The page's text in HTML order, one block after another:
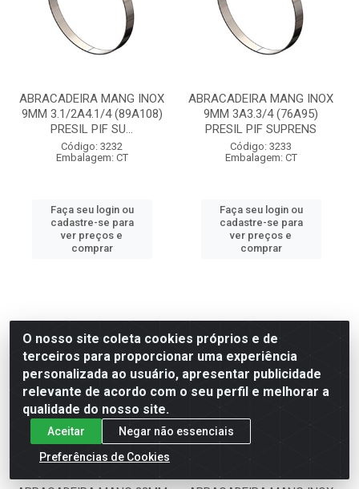
ABRACADEIRA MANG INOX
9MM 3.1/2A4.1/4 (89A108)
PRESIL PIF SU...
Código: 3232
Embalagem: CT
Faça seu login ou
cadastre-se para
ver preços e
comprar
ABRACADEIRA MANG INOX
9MM 3A3.3/4 (76A95)
PRESIL PIF SUPRENS
Código: 3233
Embalagem: CT
Faça seu login ou
cadastre-se para
ver preços e
comprar
O nosso site coleta cookies próprios e de
terceiros para proporcionar uma experiência
personalizada ao usuário, apresentar publicidade
relevante de acordo com o seu perfil e melhorar a
qualidade do nosso site.
Aceitar
Negar não essenciais
Preferências de Cookies